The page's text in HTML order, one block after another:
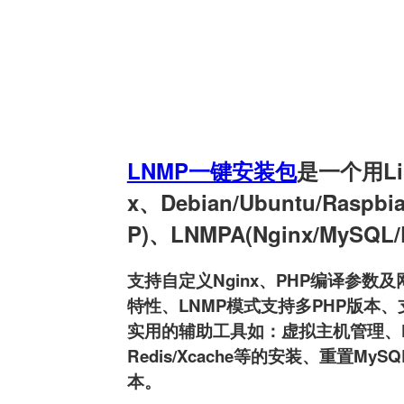
LNMP一键安装包是一个用
x、Debian/Ubuntu/
P)、LNMPA(Nginx/
支持自定义Nginx、PHP编译参数及
特性、LNMP模式支持多PHP版本
实用的辅助工具如：虚拟主机管理
Redis/Xcache等的安装、重置
本。